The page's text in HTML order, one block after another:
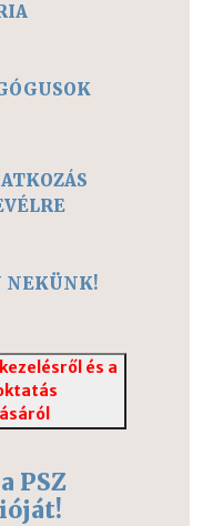
NEKÜNK!
és a
PSZ